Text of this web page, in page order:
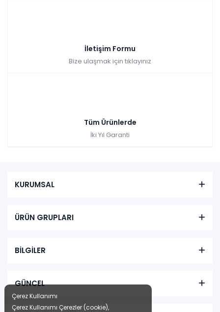
İletişim Formu
Bize ulaşmak için tıklayınız
Tüm Ürünlerde
İki Yıl Garanti
KURUMSAL
ÜRÜN GRUPLARI
BİLGİLER
GÜNCEL
Çerez Kullanımı
Çerez Kullanımı Çerezler (cookie),